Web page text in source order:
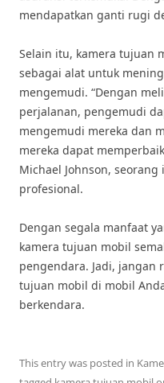
mendapatkan ganti rugi
Selain itu, kamera tujuan
sebagai alat untuk
mengemudi. “Dengan
perjalanan, pengemudi
mengemudi mereka dan
mereka dapat
Michael Johnson,
profesional.
Dengan segala manfaat
kamera tujuan mobil
pengendara. Jadi, jangan
tujuan mobil di mobil
berkendara.
This entry was posted in